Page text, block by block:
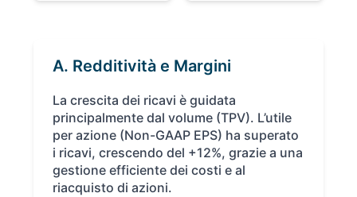
A. Redditività e Margini
La crescita dei ricavi è guidata
principalmente dal volume (TPV). L’utile
per azione (Non-GAAP EPS) ha superato
i ricavi, crescendo del +12%, grazie a una
gestione efficiente dei costi e al
riacquisto di azioni.